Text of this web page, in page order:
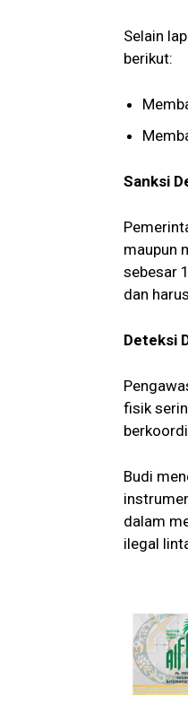
Selain
berikut:
Sanksi
maupun
sebesar
dan
Deteksi
fisik
Budi
dalam
ilegal